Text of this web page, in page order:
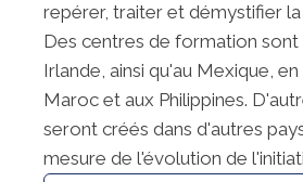
repérer, traiter et démystifier
Des centres de formation sont
Irlande, ainsi qu'au Mexique,
Maroc et aux Philippines.
seront créés dans d'autres
mesure de l'évolution de